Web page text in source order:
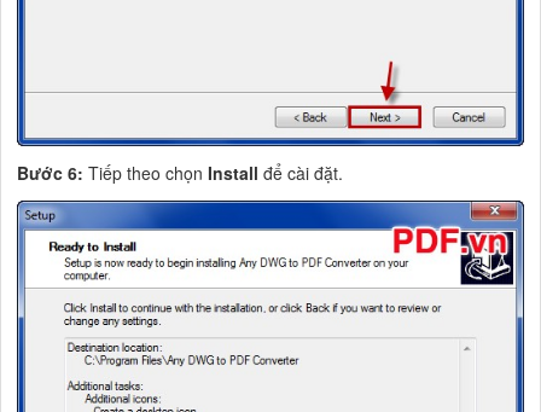
Bước 6:Tiếp theo chọn Install để cài đặt.